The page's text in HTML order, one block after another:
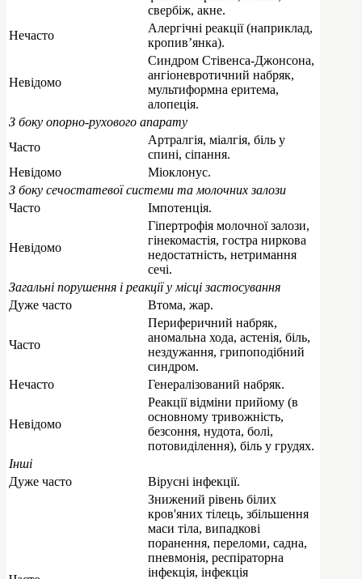
свербіж, акне.
Нечасто
Алергічні реакції (наприклад,
кропив’янка).
Невідомо
Синдром Стівенса-Джонсона,
ангіоневротичний набряк,
мультиформна еритема,
алопеція.
З боку опорно-рухового апарату
Часто
Артралгія, міалгія, біль у
спині, сіпання.
Невідомо
Міоклонус.
З боку сечостатевої системи та молочних залози
Часто
Імпотенція.
Невідомо
Гіпертрофія молочної залози,
гінекомастія, гостра ниркова
недостатність, нетримання
сечі.
Загальні порушення і реакції у місці застосування
Дуже часто
Втома, жар.
Часто
Периферичний набряк,
аномальна хода, астенія, біль,
нездужання, грипоподібний
синдром.
Нечасто
Генералізований набряк.
Невідомо
Реакції відміни прийому (в
основному тривожність,
безсоння, нудота, болі,
потовиділення), біль у грудях.
Інші
Дуже часто
Вірусні інфекції.
Знижений рівень білих
кров'яних тілець, збільшення
маси тіла, випадкові
поранення, переломи, садна,
пневмонія, респіраторна
інфекція, інфекція